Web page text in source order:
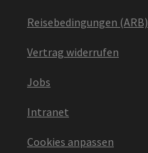
Reisebedingungen (ARB)
Vertrag widerrufen
Jobs
Intranet
Cookies anpassen